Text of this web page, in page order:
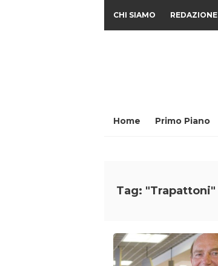
CHI SIAMO REDAZIONE
Home Primo Piano
Tag: "Trapattoni"